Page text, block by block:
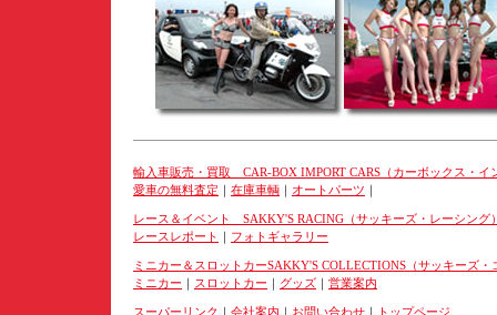
輸入車販売・買取 CAR-BOX IMPORT CARS（カーボックス・イ
愛車の無料査定
在庫車輌 オートパーツ
レース＆イベント SAKKY'S RACING（サッキーズ・レーシング
レースレポート
フォトギャラリー
ミニカー＆スロットカーSAKKY'S COLLECTIONS（サッキーズ・
ミニカー
スロットカー グッズ 営業案内
スーパーリンク 会社案内 お問い合わせ トップページ